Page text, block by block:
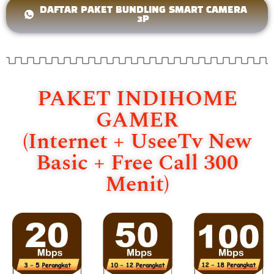
DAFTAR PAKET BUNDLING SMART CAMERA
3P
PAKET INDIHOME
GAMER
(Internet + UseeTv New
Basic + Free Call 300
Menit)